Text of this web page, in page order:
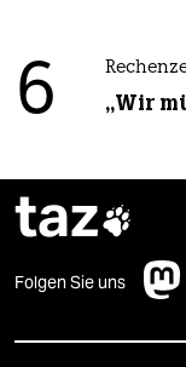
6 „Wir
taz
Folgen Sie uns